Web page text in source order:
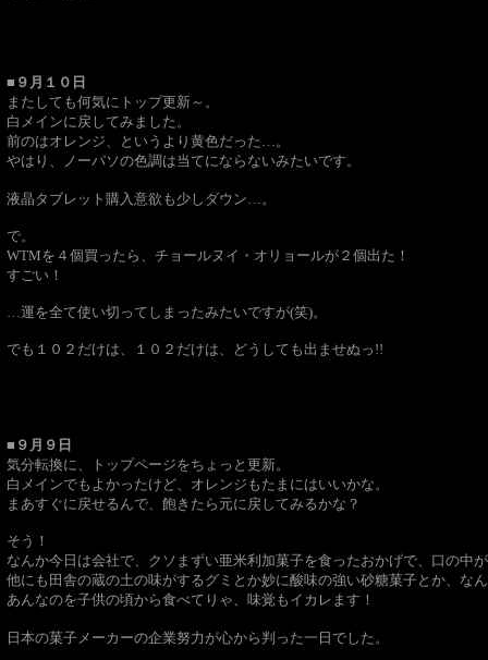
■９月１０日
またしても何気にトップ更新～。
白メインに戻してみました。
前のはオレンジ、というより黄色だった…。
やはり、ノーパソの色調は当てにならないみたいです。
液晶タブレット購入意欲も少しダウン…。
で。
WTMを４個買ったら、チョールヌイ・オリョールが２個出た！
すごい！
…運を全て使い切ってしまったみたいですが(笑)。
でも１０２だけは、 １０２だけは、 どうしても出ませぬっ!!
■９月９日
気分転換に、トップページをちょっと更新。
白メインでもよかったけど、オレンジもたまにはいいかな。
まあすぐに戻せるんで、飽きたら元に戻してみるかな？
そう！
なんか今日は会社で、クソまずい亜米利加菓子を食ったおかげで、口の中
他にも田舎の蔵の土の味がするグミとか妙に酸味の強い砂糖菓子とか、な
あんなのを子供の頃から食べてりゃ、味覚もイカレます！
日本の菓子メーカーの企業努力が心から判った一日でした。